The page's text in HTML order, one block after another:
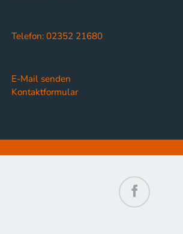
Telefon: 02352 21680
E-Mail senden
Kontaktformular